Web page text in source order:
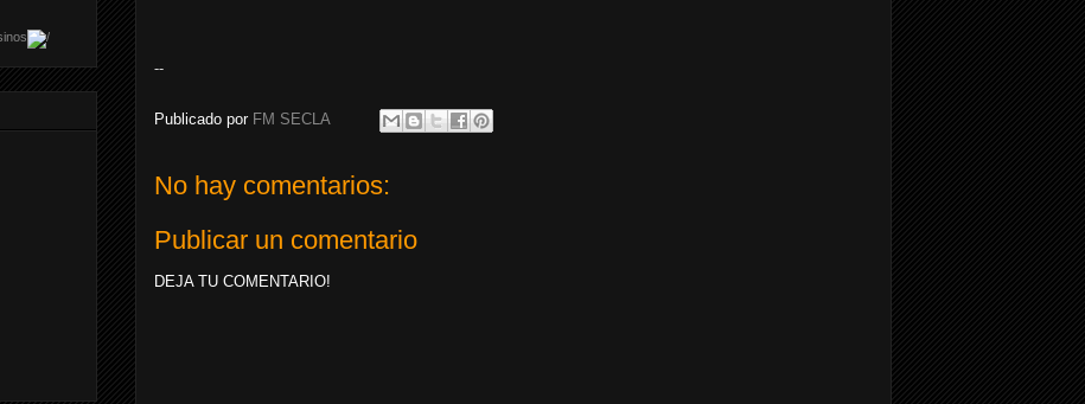
--
Publicado por FM SECLA
No hay comentarios:
Publicar un comentario
DEJA TU COMENTARIO!